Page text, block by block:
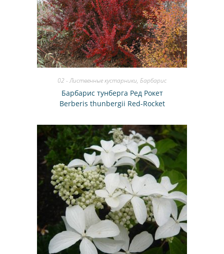
02 - Лиственные кустарники, Барбарис
Барбарис тунберга Ред Рокет
Berberis thunbergii Red-Rocket